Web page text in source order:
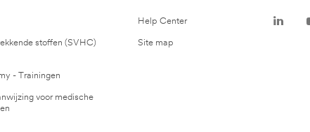
stoffen (SVHC)
- Trainingen
voor medische
Help Center
Site map